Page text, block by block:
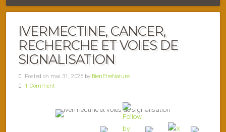
IVERMECTINE, CANCER,
RECHERCHE ET VOIES DE
SIGNALISATION
Posted on mai 31, 2026 by BienEtreNaturel
1 Comment